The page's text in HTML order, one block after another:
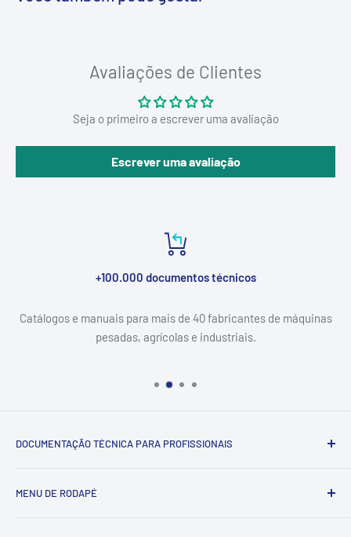
Avaliações de Clientes
Seja o primeiro a escrever uma avaliação
Escrever uma avaliação
+100.000 documentos técnicos
Catálogos e manuais para mais de 40 fabricantes de máquinas
pesadas, agrícolas e industriais.
DOCUMENTAÇÃO TÉCNICA PARA PROFISSIONAIS
peças, manuais de serviço e esquemas elétricos) para
MENU DE RODAPÉ